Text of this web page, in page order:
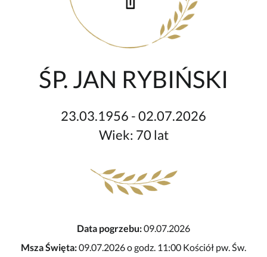
ŚP. JAN RYBIŃSKI
23.03.1956 - 02.07.2026
Wiek: 70 lat
Data pogrzebu:09.07.2026
Msza Święta:09.07.2026 o godz. 11:00 Kościół pw. Św.